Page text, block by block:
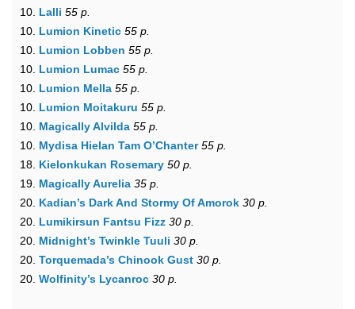
10. Lalli 55 p.
10. Lumion Kinetic 55 p.
10. Lumion Lobben 55 p.
10. Lumion Lumac 55 p.
10. Lumion Mella 55 p.
10. Lumion Moitakuru 55 p.
10. Magically Alvilda 55 p.
10. Mydisa Hielan Tam O’Chanter 55 p.
18. Kielonkukan Rosemary 50 p.
19. Magically Aurelia 35 p.
20. Kadian’s Dark And Stormy Of Amorok 30 p.
20. Lumikirsun Fantsu Fizz 30 p.
20. Midnight’s Twinkle Tuuli 30 p.
20. Torquemada’s Chinook Gust 30 p.
20. Wolfinity’s Lycanroc 30 p.